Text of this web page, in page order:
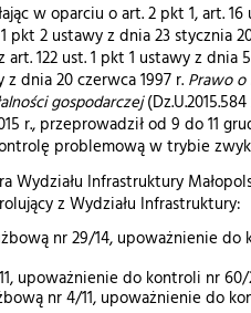
w oparciu o art. 2 pkt 1, art. 16
1 pkt 2 ustawy z dnia 23 stycznia
122 ust. 1 pkt 1 ustawy z dnia
z dnia 20 czerwca 1997 r. Prawo
gospodarczej
r., przeprowadził od 9 do 11
problemową w trybie
Infrastruktury
z Wydziału Infrastruktury:
nr 29/14, upoważnienie
upoważnienie do kontroli nr 60/
nr 4/11, upoważnienie do